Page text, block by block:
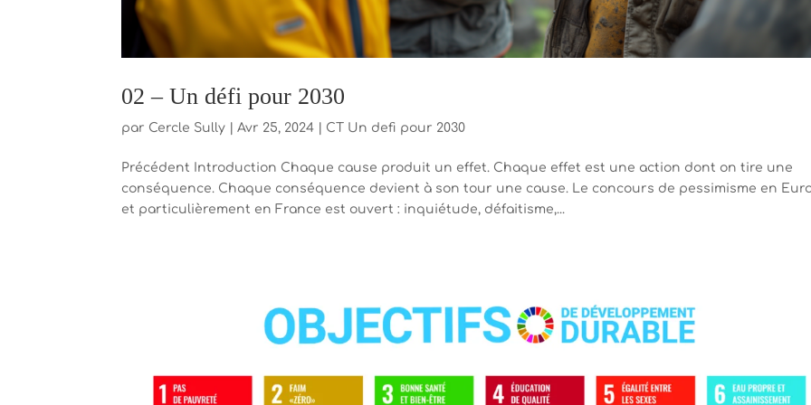
02 – Un défi pour 2030
par Cercle Sully |Avr 25, 2024 CT Un defi pour 2030
Précédent Introduction Chaque cause produit un effet. Chaque effet est une action dont on tire une
conséquence. Chaque conséquence devient à son tour une cause. Le concours de pessimisme en
et particulièrement en France est ouvert : inquiétude, défaitisme,...